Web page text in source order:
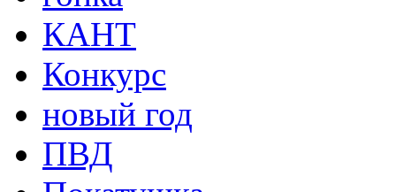
КАНТ
Конкурс
новый год
ПВД